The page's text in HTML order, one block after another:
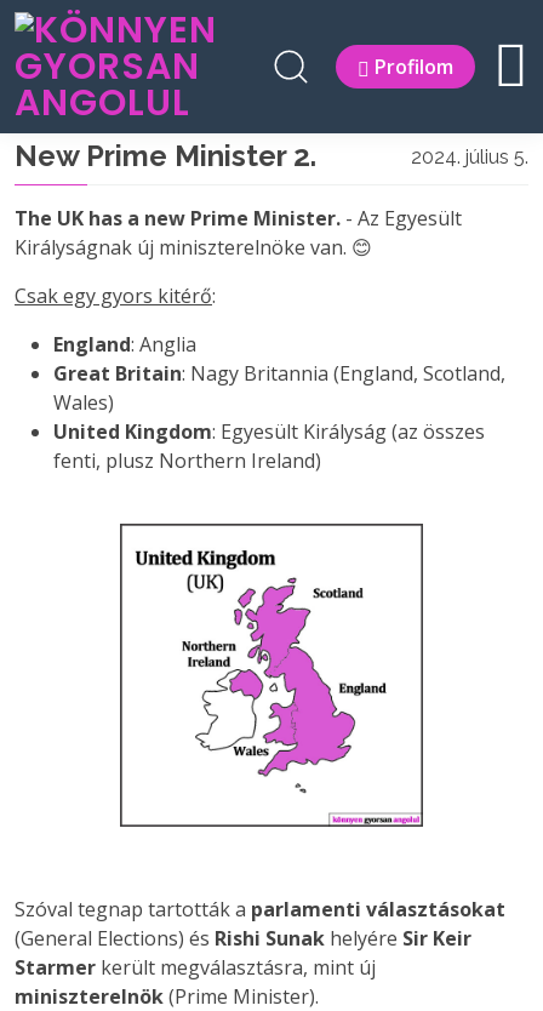
Profilom
New Prime Minister 2. 2024. július 5.
The UK has a new Prime Minister. - Az Egyesült
Királyságnak új miniszterelnöke van. 😊
Csak egy gyors kitérő:
England: Anglia
Great Britain: Nagy Britannia (England, Scotland,
Wales)
United Kingdom: Egyesült Királyság (az összes
fenti, plusz Northern Ireland)
Szóval tegnap tartották a parlamenti választásokat
(General Elections) és Rishi Sunak helyére Sir Keir
Starmer került megválasztásra, mint új
miniszterelnök(Prime Minister).